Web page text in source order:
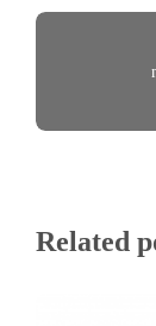
Related